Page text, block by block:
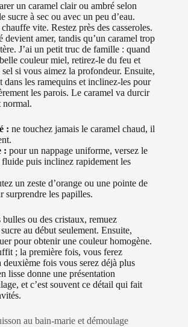
un caramel clair ou ambré selon
sucre à sec ou avec un peu d’eau.
vite. Restez près des casseroles.
amer, tandis qu’un caramel trop
J’ai un petit truc de famille : quand
couleur miel, retirez-le du feu et
si vous aimez la profondeur. Ensuite,
dans les ramequins et inclinez-les pour
les parois. Le caramel va durcir
normal.
: ne touchez jamais le caramel chaud, il
: pour un nappage uniforme, versez le
fluide puis inclinez rapidement les
un zeste d’orange ou une pointe de
surprendre les papilles.
ou des cristaux, remuez
au début seulement. Ensuite,
pour obtenir une couleur homogène.
; la première fois, vous ferez
deuxième fois vous serez déjà plus
lisse donne une présentation
et c’est souvent ce détail qui fait
au bain-marie et démoulage